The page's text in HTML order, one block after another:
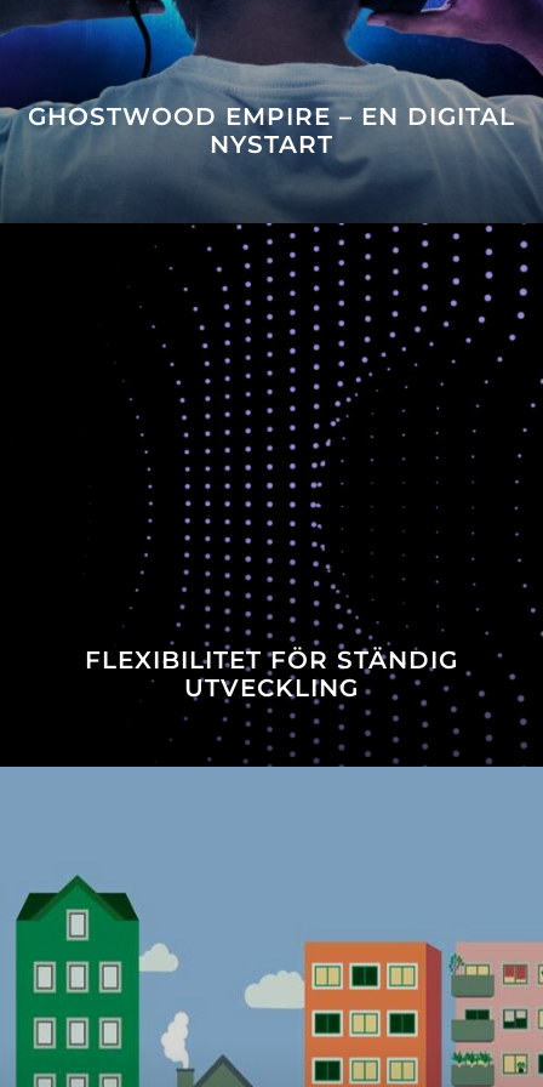
GHOSTWOOD EMPIRE – EN DIGITAL
NYSTART
FLEXIBILITET FÖR STÄNDIG
UTVECKLING